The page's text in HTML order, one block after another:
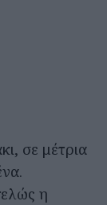
σε μέτρια
η